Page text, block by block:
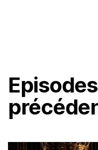
Episodes